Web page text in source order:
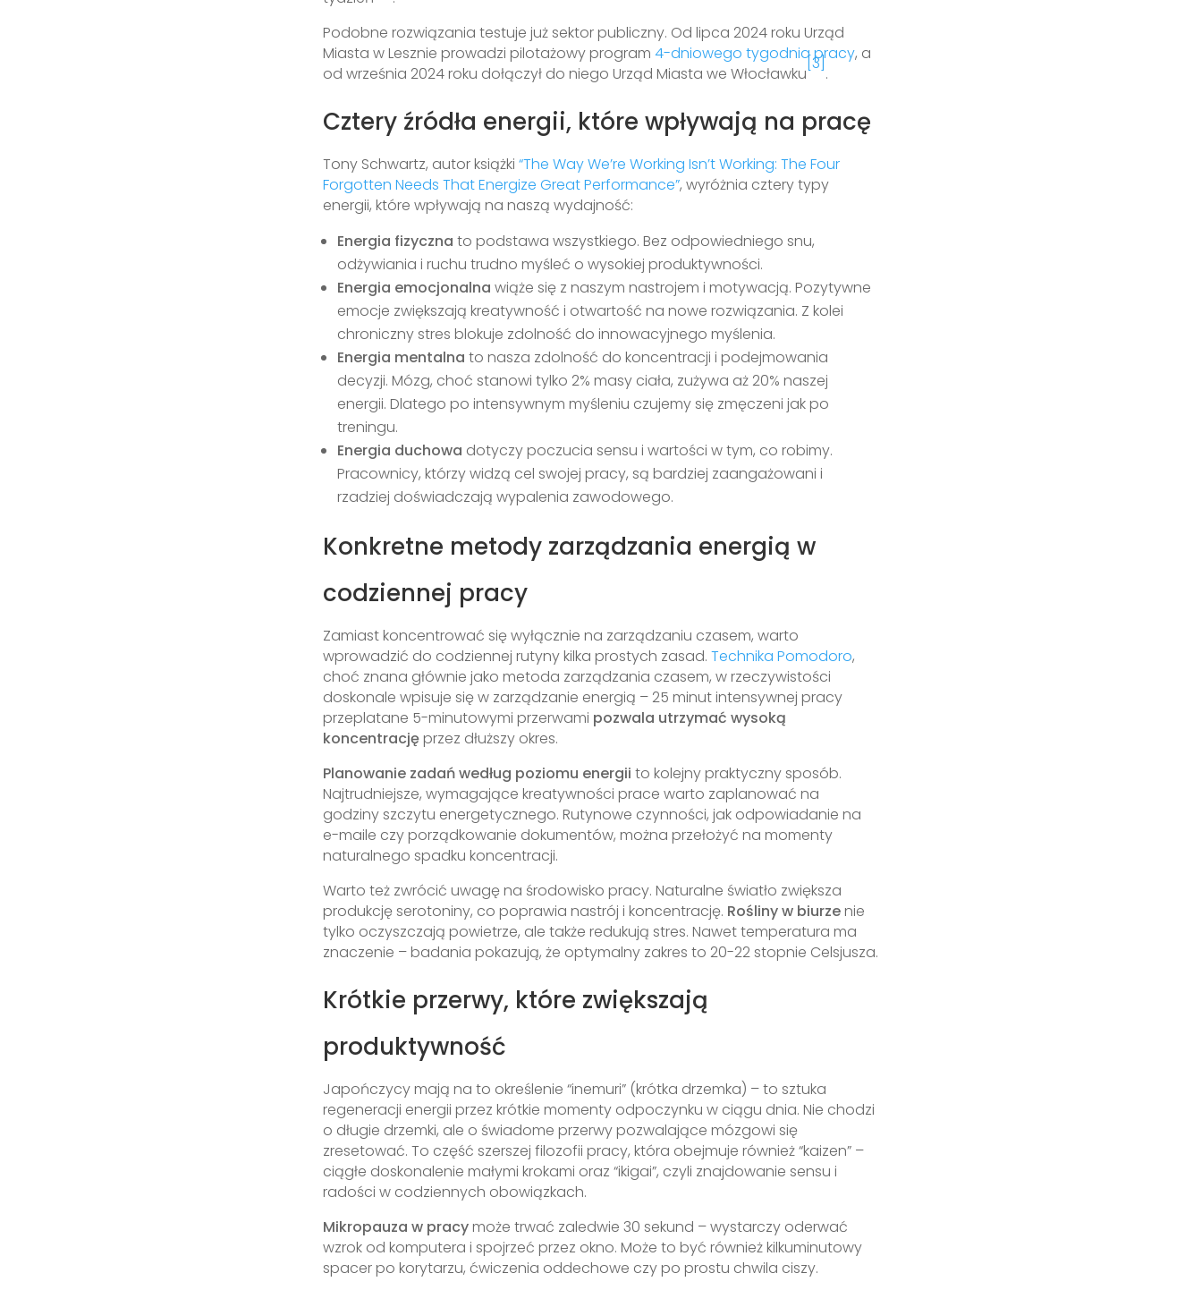
Podobne rozwiązania testuje już sektor publiczny. Od lipca 2024 roku Urząd
Miasta w Lesznie prowadzi pilotażowy program4-dniowego tygodnia pracy, a
od września 2024 roku dołączył do niego Urząd Miasta we Włocławku
[3]
.
Cztery źródła energii, które wpływają na pracę
Tony Schwartz, autor książki“The Way We’re Working Isn’t Working: The Four
Forgotten Needs That Energize Great Performance”, wyróżnia cztery typy
energii, które wpływają na naszą wydajność:
Energia fizyczna to podstawa wszystkiego. Bez odpowiedniego snu,
odżywiania i ruchu trudno myśleć o wysokiej produktywności.
Energia emocjonalna wiąże się z naszym nastrojem i motywacją. Pozytywne
emocje zwiększają kreatywność i otwartość na nowe rozwiązania. Z kolei
chroniczny stres blokuje zdolność do innowacyjnego myślenia.
Energia mentalna to nasza zdolność do koncentracji i podejmowania
decyzji. Mózg, choć stanowi tylko 2% masy ciała, zużywa aż 20% naszej
energii. Dlatego po intensywnym myśleniu czujemy się zmęczeni jak po
treningu.
Energia duchowa dotyczy poczucia sensu i wartości w tym, co robimy.
Pracownicy, którzy widzą cel swojej pracy, są bardziej zaangażowani i
rzadziej doświadczają wypalenia zawodowego.
Konkretne metody zarządzania energią w
codziennej pracy
Zamiast koncentrować się wyłącznie na zarządzaniu czasem, warto
wprowadzić do codziennej rutyny kilka prostych zasad.Technika Pomodoro,
choć znana głównie jako metoda zarządzania czasem, w rzeczywistości
doskonale wpisuje się w zarządzanie energią – 25 minut intensywnej pracy
przeplatane 5-minutowymi przerwami pozwala utrzymać wysoką
koncentracjęprzez dłuższy okres.
Planowanie zadań według poziomu energii to kolejny praktyczny sposób.
Najtrudniejsze, wymagające kreatywności prace warto zaplanować na
godziny szczytu energetycznego. Rutynowe czynności, jak odpowiadanie na
e-maile czy porządkowanie dokumentów, można przełożyć na momenty
naturalnego spadku koncentracji.
Warto też zwrócić uwagę na środowisko pracy. Naturalne światło zwiększa
produkcję serotoniny, co poprawia nastrój i koncentrację. Rośliny w biurzenie
tylko oczyszczają powietrze, ale także redukują stres. Nawet temperatura ma
znaczenie – badania pokazują, że optymalny zakres to 20-22 stopnie Celsjusza.
Krótkie przerwy, które zwiększają
produktywność
Japończycy mają na to określenie “inemuri” (krótka drzemka) – to sztuka
regeneracji energii przez krótkie momenty odpoczynku w ciągu dnia. Nie chodzi
o długie drzemki, ale o świadome przerwy pozwalające mózgowi się
zresetować. To część szerszej filozofii pracy, która obejmuje również “kaizen” –
ciągłe doskonalenie małymi krokami oraz “ikigai”, czyli znajdowanie sensu i
radości w codziennych obowiązkach.
Mikropauza w pracymoże trwać zaledwie 30 sekund – wystarczy oderwać
wzrok od komputera i spojrzeć przez okno. Może to być również kilkuminutowy
spacer po korytarzu, ćwiczenia oddechowe czy po prostu chwila ciszy.